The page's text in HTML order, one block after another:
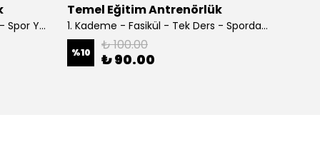
1. Kademe - Fasikül - Tek Ders - Spor Yönetimi
Temel Eğitim Antrenörlük
1. Kademe - Fasikül - Tek Ders - Sporda Öğrenme ve Öğretme
%10 ₺ 100.00
₺ 90.00